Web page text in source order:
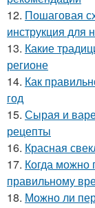
12. Пошаговая
инструкция для
13. Какие
регионе
14. Как
год
15. Сырая и
рецепты
16. Красная
17. Когда можно
правильному
18. Можно ли